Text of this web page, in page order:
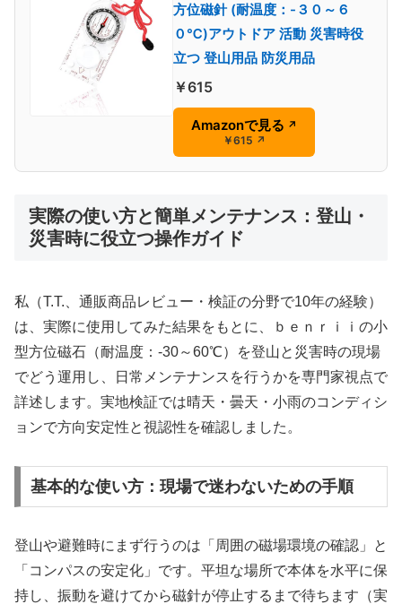
方位磁針 (耐温度：-３０～６
０℃)アウトドア 活動 災害時役
立つ 登山用品 防災用品
￥615
Amazonで見る ↗
￥615 ↗
実際の使い方と簡単メンテナンス：登山・
災害時に役立つ操作ガイド
私（T.T.、通販商品レビュー・検証の分野で10年の経験）
は、実際に使用してみた結果をもとに、ｂｅｎｒｉｉの小
型方位磁石（耐温度：-30～60℃）を登山と災害時の現場
でどう運用し、日常メンテナンスを行うかを専門家視点で
詳述します。実地検証では晴天・曇天・小雨のコンディシ
ョンで方向安定性と視認性を確認しました。
基本的な使い方：現場で迷わないための手順
登山や避難時にまず行うのは「周囲の磁場環境の確認」と
「コンパスの安定化」です。平坦な場所で本体を水平に保
持し、振動を避けてから磁針が停止するまで待ちます（実